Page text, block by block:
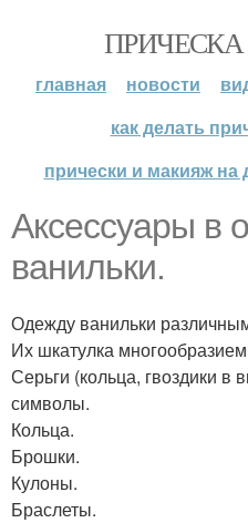
главная новости
как делать
прически и макияж на
Аксессуары в
ванильки.
Одежду ванильки
Их шкатулка
Серьги (кольца, гвоздики в
символы.
Кольца.
Брошки.
Кулоны.
Браслеты.